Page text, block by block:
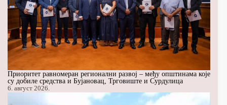
Приоритет равномеран регионални развој – међу општинама које
су добиле средства и Бујановац, Трговиште и Сурдулица
6. август 2026.